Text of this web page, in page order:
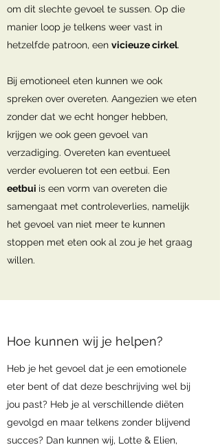
om dit slechte gevoel te sussen. Op die
manier loop je telkens weer vast in
hetzelfde patroon, een vicieuze cirkel.
Bij emotioneel eten kunnen we ook
spreken over overeten. Aangezien we eten
zonder dat we echt honger hebben,
krijgen we ook geen gevoel van
verzadiging. Overeten kan eventueel
verder evolueren tot een eetbui. Een
eetbui is een vorm van overeten die
samengaat met controleverlies, namelijk
het gevoel van niet meer te kunnen
stoppen met eten ook al zou je het graag
willen.
Hoe kunnen wij je helpen?
Heb je het gevoel dat je een emotionele
eter bent of dat deze beschrijving wel bij
jou past? Heb je al verschillende diëten
gevolgd en maar telkens zonder blijvend
succes? Dan kunnen wij, Lotte & Elien,